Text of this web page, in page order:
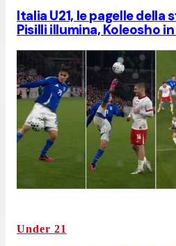
Italia U21, le pagelle della
Pisilli illumina, Koleosho
Under 21